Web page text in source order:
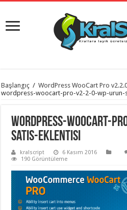
istanbul
organizasyon
taşımacılık,
gaziantep
organizasyon,
gaziantep
taşımacılık
evden
taşımacılık,
gaziantep
evden
Başlangıç / WordPress WooCart Pro
wordpress-woocart-pro-v2-2-0-wp-urun-
wordpress-woocart-
satis-eklentisi
kralscript 6 Kasım 2016
190 Görüntüleme